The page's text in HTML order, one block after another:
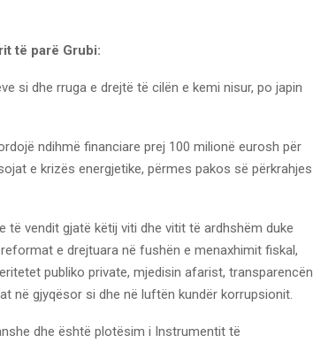
të parë Grubi:
si dhe rruga e drejtë të cilën e kemi nisur, po japin
ndihmë financiare prej 100 milionë eurosh për
e krizës energjetike, përmes pakos së përkrahjes
të vendit gjatë këtij viti dhe vitit të ardhshëm duke
e drejtuara në fushën e menaxhimit fiskal,
publiko private, mjedisin afarist, transparencën
në gjyqësor si dhe në luftën kundër korrupsionit.
dhe është plotësim i Instrumentit të